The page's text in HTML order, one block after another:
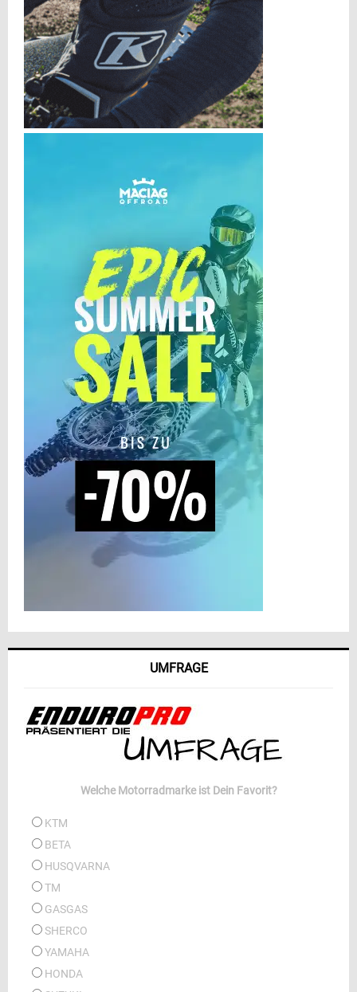
UMFRAGE
Welche Motorradmarke ist Dein Favorit?
KTM
BETA
HUSQVARNA
TM
GASGAS
SHERCO
YAMAHA
HONDA